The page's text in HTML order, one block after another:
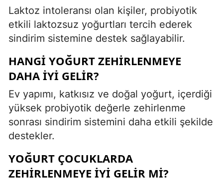
Laktoz intoleransı olan kişiler, probiyotik
etkili laktozsuz yoğurtları tercih ederek
sindirim sistemine destek sağlayabilir.
HANGI YOĞURT ZEHIRLENMEYE
DAHA IYI GELIR?
Ev yapımı, katkısız ve doğal yoğurt, içerdiği
yüksek probiyotik değerle zehirlenme
sonrası sindirim sistemini daha etkili şekilde
destekler.
YOĞURT ÇOCUKLARDA
ZEHIRLENMEYE IYI GELIR MI?